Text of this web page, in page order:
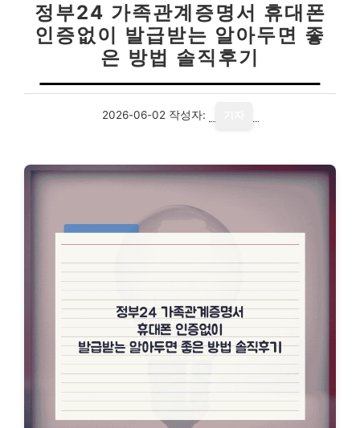
정부24 가족관계증명서 휴대폰
인증없이 발급받는 알아두면 좋
은 방법 솔직후기
2026-06-02 작성자: